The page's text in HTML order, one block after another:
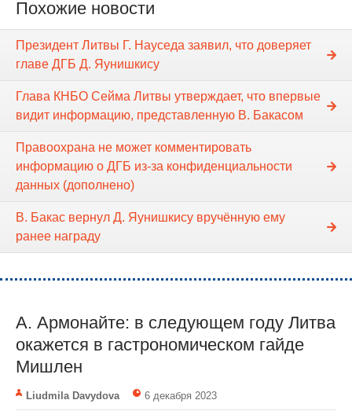
Похожие новости
Президент Литвы Г. Науседа заявил, что доверяет
главе ДГБ Д. Яунишкису
Глава КНБО Cейма Литвы утверждает, что впервые
видит информацию, представленную В. Бакасом
Правоохрана не может комментировать
информацию о ДГБ из-за конфиденциальности
данных (дополнено)
В. Бакас вернул Д. Яунишкису вручённую ему
ранее награду
А. Армонайте: в следующем году Литва
окажется в гастрономическом гайде
Мишлен
Liudmila Davydova 6 декабря 2023